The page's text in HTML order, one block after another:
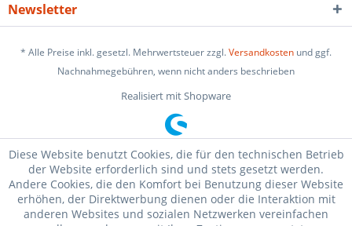
Newsletter
* Alle Preise inkl. gesetzl. Mehrwertsteuer zzgl.Versandkosten und ggf.
Nachnahmegebühren, wenn nicht anders beschrieben
Realisiert mit Shopware
Diese Website benutzt Cookies, die für den technischen Betrieb
der Website erforderlich sind und stets gesetzt werden.
Andere Cookies, die den Komfort bei Benutzung dieser Website
erhöhen, der Direktwerbung dienen oder die Interaktion mit
anderen Websites und sozialen Netzwerken vereinfachen